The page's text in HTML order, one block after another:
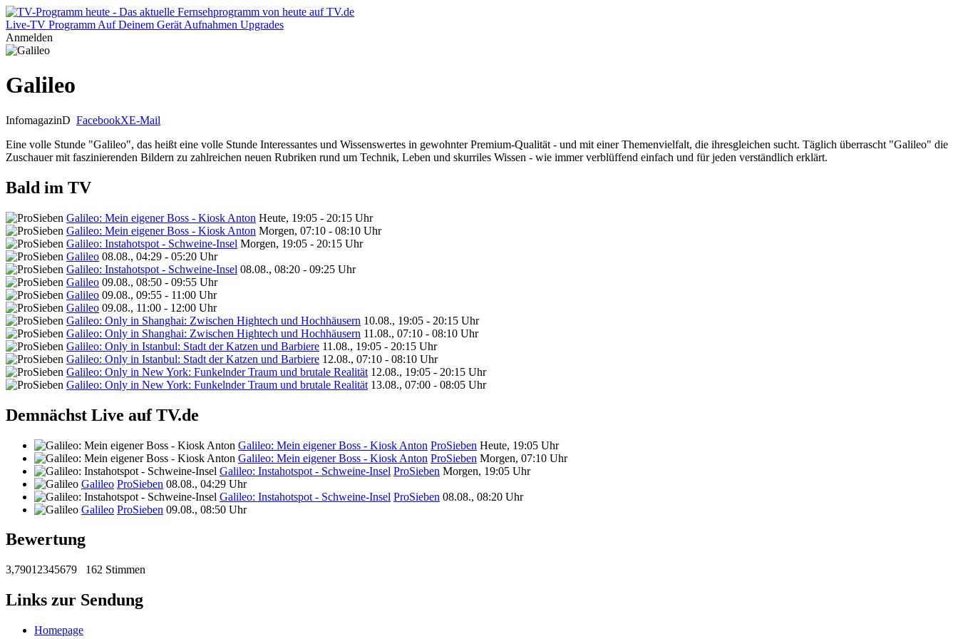
Live-TV Programm Auf Deinem Gerät Aufnahmen Upgrades
Anmelden
Galileo
InfomagazinD FacebookXE-Mail
Eine volle Stunde "Galileo", das heißt eine volle Stunde Interessantes und Wissenswertes in gewohnter Premium-Qualität - und mit einer Themenvielfalt, die ihresgleichen sucht. Täglich überrascht "Galileo" die
Zuschauer mit faszinierenden Bildern zu zahlreichen neuen Rubriken rund um Technik, Leben und skurriles Wissen - wie immer verblüffend einfach und für jeden verständlich erklärt.
Bald im TV
Galileo: Mein eigener Boss - Kiosk Anton Heute, 19:05 - 20:15 Uhr
Galileo: Mein eigener Boss - Kiosk Anton Morgen, 07:10 - 08:10 Uhr
Galileo: Instahotspot - Schweine-Insel Morgen, 19:05 - 20:15 Uhr
Galileo 08.08., 04:29 - 05:20 Uhr
Galileo: Instahotspot - Schweine-Insel 08.08., 08:20 - 09:25 Uhr
Galileo 09.08., 08:50 - 09:55 Uhr
Galileo 09.08., 09:55 - 11:00 Uhr
Galileo 09.08., 11:00 - 12:00 Uhr
Galileo: Only in Shanghai: Zwischen Hightech und Hochhäusern 10.08., 19:05 - 20:15 Uhr
Galileo: Only in Shanghai: Zwischen Hightech und Hochhäusern 11.08., 07:10 - 08:10 Uhr
Galileo: Only in Istanbul: Stadt der Katzen und Barbiere 11.08., 19:05 - 20:15 Uhr
Galileo: Only in Istanbul: Stadt der Katzen und Barbiere 12.08., 07:10 - 08:10 Uhr
Galileo: Only in New York: Funkelnder Traum und brutale Realität 12.08., 19:05 - 20:15 Uhr
Galileo: Only in New York: Funkelnder Traum und brutale Realität 13.08., 07:00 - 08:05 Uhr
Demnächst Live auf TV.de
Galileo: Mein eigener Boss - Kiosk Anton ProSieben Heute, 19:05 Uhr
Galileo: Mein eigener Boss - Kiosk Anton ProSieben Morgen, 07:10 Uhr
Galileo: Instahotspot - Schweine-Insel ProSieben Morgen, 19:05 Uhr
Galileo ProSieben 08.08., 04:29 Uhr
Galileo: Instahotspot - Schweine-Insel ProSieben 08.08., 08:20 Uhr
Galileo ProSieben 09.08., 08:50 Uhr
Bewertung
3,79012345679 162 Stimmen
Links zur Sendung
Homepage